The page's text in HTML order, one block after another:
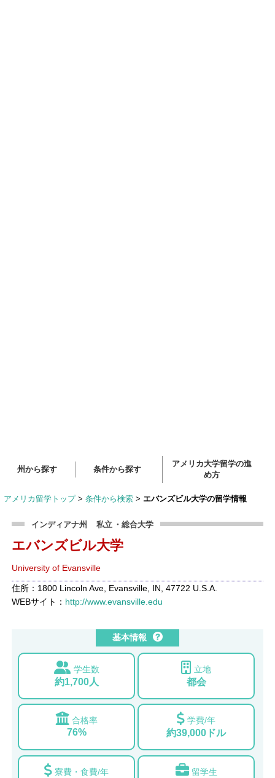
州から探す 条件から探す
アメリカ大学留学の進
め方
アメリカ留学トップ > 条件から検索 > エバンズビル大学の留学情報
インディアナ州 私立 ・総合大学
エバンズビル大学
University of Evansville
住所：1800 Lincoln Ave, Evansville, IN, 47722 U.S.A.
WEBサイト： http://www.evansville.edu
基本情報
学生数
約1,700人
立地
都会
合格率
76%
学費/年
約39,000ドル
寮費・食費/年 留学生